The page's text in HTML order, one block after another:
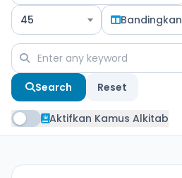
45 Bandingkan
Search Reset
Aktifkan Kamus Alkitab